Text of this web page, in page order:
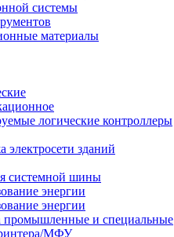
системы
материалы
логические контроллеры
электросети зданий
системной шины
энергии
энергии
промышленные и специальные
МФУ